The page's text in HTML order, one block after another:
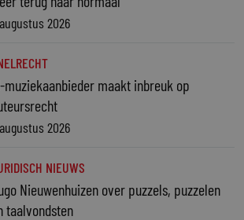
2026
muziekaanbieder maakt inbreuk op
2026
NIEUWS
Nieuwenhuizen over puzzels, puzzelen
taalvondsten